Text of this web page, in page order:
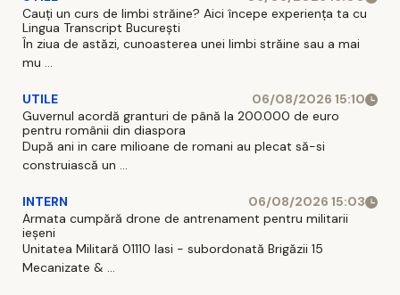
Cauți un curs de limbi străine? Aici începe experiența ta cu
Lingua Transcript București
În ziua de astăzi, cunoasterea unei limbi străine sau a mai
mu ...
UTILE
06/08/2026 15:10
Guvernul acordă granturi de până la 200.000 de euro
pentru românii din diaspora
După ani in care milioane de romani au plecat să-si
construiască un ...
INTERN
06/08/2026 15:03
Armata cumpără drone de antrenament pentru militarii
ieșeni
Unitatea Militară 01110 Iasi - subordonată Brigăzii 15
Mecanizate & ...